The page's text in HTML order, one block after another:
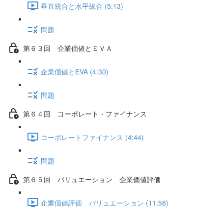
垂直統合と水平統合 (5:13)
問題
第６３回 企業価値とＥＶＡ
企業価値とEVA (4:30)
問題
第６４回 コーポレート・ファイナンス
コーポレートファイナンス (4:44)
問題
第６５回 バリュエーション 企業価値評価
企業価値評価 バリュエーション (11:58)